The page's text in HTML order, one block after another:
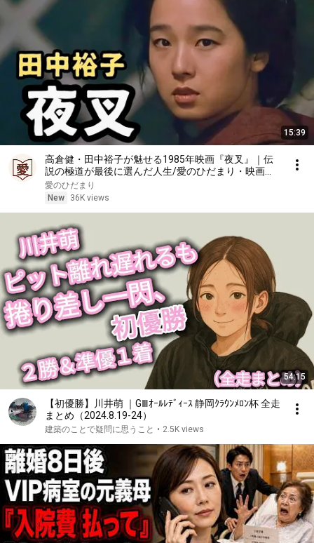
15:39
高倉健・田中裕子が魅せる1985年映画『夜叉』｜伝
説の極道が最後に選んだ人生/愛のひだまり・映画解
説
愛のひだまり
New
36K views
54:15
【初優勝】川井萌 ｜GⅢｵｰﾙﾚﾃﾞｨｰｽ 静岡ｸﾗｳﾝﾒﾛﾝ杯 全走
まとめ（2024.8.19-24）
建築のことで疑問に思うこと • 2.5K views